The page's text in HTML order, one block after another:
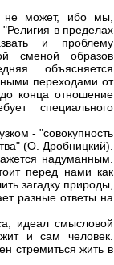
не может, ибо мы,
в пределах
и проблему
сменой образов
объясняется
переходами от
конца отношение
специального
- "совокупность
(О. Дробницкий).
надуманным.
перед нами как
загадку природы,
разные ответы на
идеал смысловой
и сам человек.
стремиться жить в